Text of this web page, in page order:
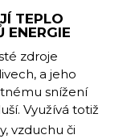
TEPLO
ENERGIE
zdroje
a jeho
snížení
Využívá totiž
vzduchu či